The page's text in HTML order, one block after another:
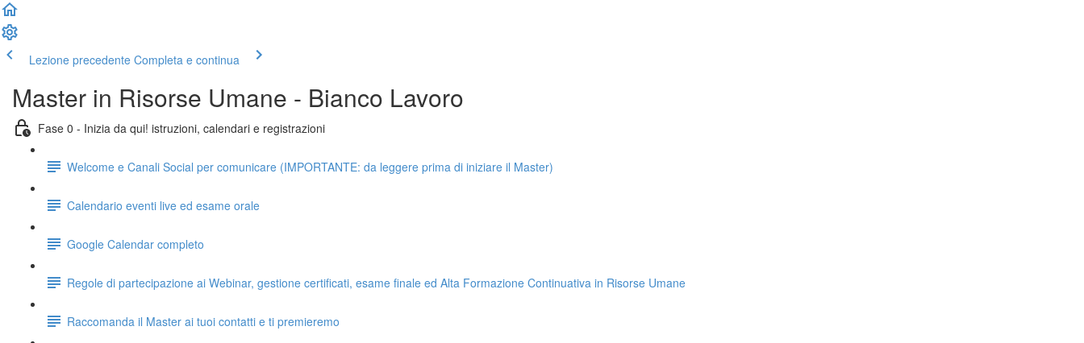
Lezione precedente Completa e continua
Master in Risorse Umane - Bianco Lavoro
Fase 0 - Inizia da qui! istruzioni, calendari e registrazioni
Welcome e Canali Social per comunicare (IMPORTANTE: da leggere prima di iniziare il Master)
Calendario eventi live ed esame orale
Google Calendar completo
Regole di partecipazione ai Webinar, gestione certificati, esame finale ed Alta Formazione Continuativa in Risorse Umane
Raccomanda il Master ai tuoi contatti e ti premieremo